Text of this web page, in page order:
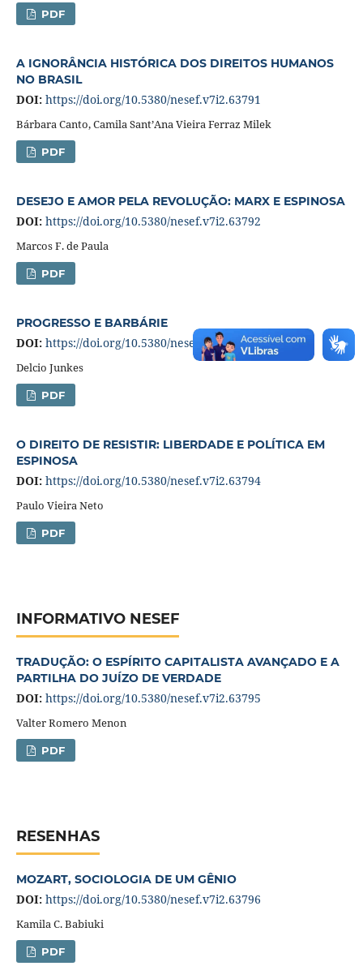
PDF
A IGNORÂNCIA HISTÓRICA DOS DIREITOS HUMANOS
NO BRASIL
DOI: https://doi.org/10.5380/nesef.v7i2.63791
Bárbara Canto, Camila Sant’Ana Vieira Ferraz Milek
PDF
DESEJO E AMOR PELA REVOLUÇÃO: MARX E ESPINOSA
DOI: https://doi.org/10.5380/nesef.v7i2.63792
Marcos F. de Paula
PDF
PROGRESSO E BARBÁRIE
DOI: https://doi.org/10.5380/nesef.v7i2.63793
Delcio Junkes
PDF
O DIREITO DE RESISTIR: LIBERDADE E POLÍTICA EM
ESPINOSA
DOI: https://doi.org/10.5380/nesef.v7i2.63794
Paulo Vieira Neto
PDF
INFORMATIVO NESEF
TRADUÇÃO: O ESPÍRITO CAPITALISTA AVANÇADO E A
PARTILHA DO JUÍZO DE VERDADE
DOI: https://doi.org/10.5380/nesef.v7i2.63795
Valter Romero Menon
PDF
RESENHAS
MOZART, SOCIOLOGIA DE UM GÊNIO
DOI: https://doi.org/10.5380/nesef.v7i2.63796
Kamila C. Babiuki
PDF